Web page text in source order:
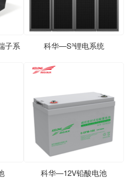
子系
科华—S³锂电系统
科华—12V铅酸电池